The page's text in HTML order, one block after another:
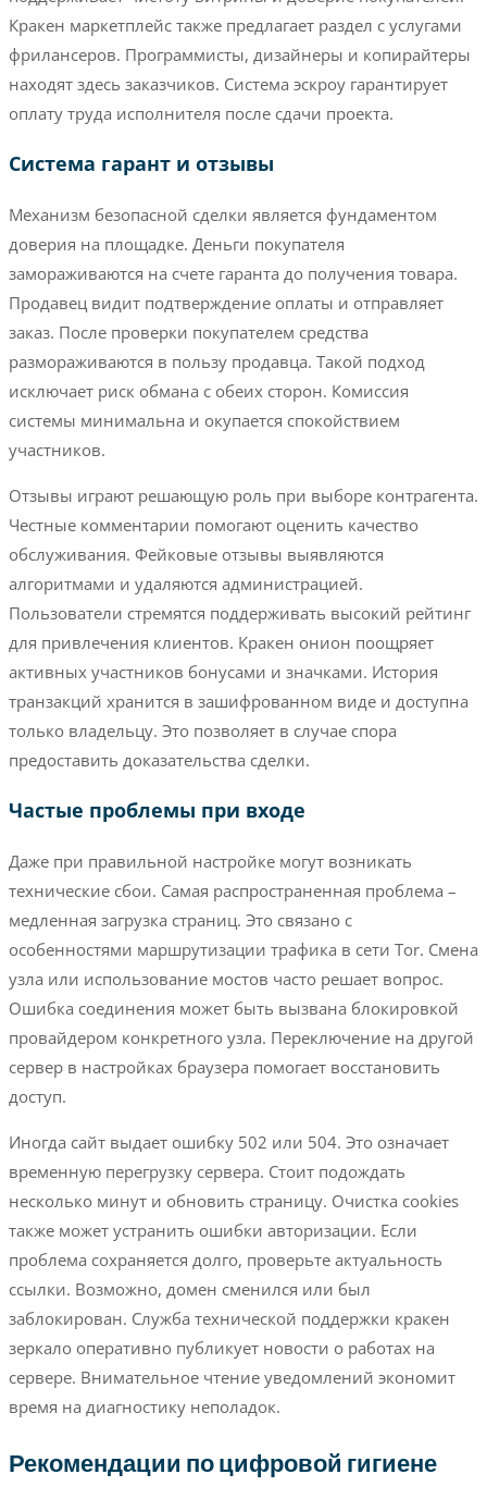
Кракен маркетплейс также предлагает раздел с услугами
фрилансеров. Программисты, дизайнеры и копирайтеры
находят здесь заказчиков. Система эскроу гарантирует
оплату труда исполнителя после сдачи проекта.
Система гарант и отзывы
Механизм безопасной сделки является фундаментом
доверия на площадке. Деньги покупателя
замораживаются на счете гаранта до получения товара.
Продавец видит подтверждение оплаты и отправляет
заказ. После проверки покупателем средства
размораживаются в пользу продавца. Такой подход
исключает риск обмана с обеих сторон. Комиссия
системы минимальна и окупается спокойствием
участников.
Отзывы играют решающую роль при выборе контрагента.
Честные комментарии помогают оценить качество
обслуживания. Фейковые отзывы выявляются
алгоритмами и удаляются администрацией.
Пользователи стремятся поддерживать высокий рейтинг
для привлечения клиентов. Кракен онион поощряет
активных участников бонусами и значками. История
транзакций хранится в зашифрованном виде и доступна
только владельцу. Это позволяет в случае спора
предоставить доказательства сделки.
Частые проблемы при входе
Даже при правильной настройке могут возникать
технические сбои. Самая распространенная проблема –
медленная загрузка страниц. Это связано с
особенностями маршрутизации трафика в сети Tor. Смена
узла или использование мостов часто решает вопрос.
Ошибка соединения может быть вызвана блокировкой
провайдером конкретного узла. Переключение на другой
сервер в настройках браузера помогает восстановить
доступ.
Иногда сайт выдает ошибку 502 или 504. Это означает
временную перегрузку сервера. Стоит подождать
несколько минут и обновить страницу. Очистка cookies
также может устранить ошибки авторизации. Если
проблема сохраняется долго, проверьте актуальность
ссылки. Возможно, домен сменился или был
заблокирован. Служба технической поддержки кракен
зеркало оперативно публикует новости о работах на
сервере. Внимательное чтение уведомлений экономит
время на диагностику неполадок.
Рекомендации по цифровой гигиене